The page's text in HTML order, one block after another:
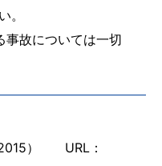
。
故については一切
2015） URL：